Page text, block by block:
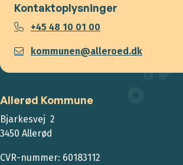
Kontaktoplysninger
+45 48 10 01 00
kommunen@alleroed.dk
Allerød Kommune
Bjarkesvej 2
3450 Allerød
CVR-nummer: 60183112